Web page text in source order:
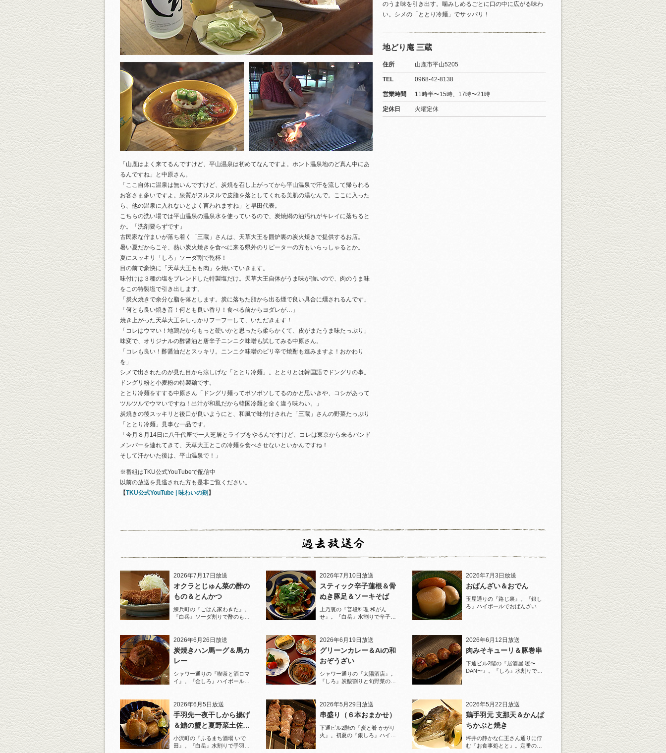
のうま味を引き出す。噛みしめるごとに口の中に広がる味わ
い。シメの「ととり冷麺」でサッパリ！
「山鹿はよく来てるんですけど、平山温泉は初めてなんですよ。ホント温泉地のど真ん中にあ
るんですね」と中原さん。
「ここ自体に温泉は無いんですけど、炭焼を召し上がってから平山温泉で汗を流して帰られる
お客さま多いですよ。泉質がヌルヌルで皮脂を落としてくれる美肌の湯なんで。ここに入った
ら、他の温泉に入れないとよく言われますね」と早田代表。
こちらの洗い場では平山温泉の温泉水を使っているので、炭焼網の油汚れがキレイに落ちると
か。「洗剤要らずです」
古民家な佇まいが落ち着く「三蔵」さんは、天草大王を囲炉裏の炭火焼きで提供するお店。
暑い夏だからこそ、熱い炭火焼きを食べに来る県外のリピーターの方もいらっしゃるとか。
夏にスッキリ「しろ」ソーダ割で乾杯！
目の前で豪快に「天草大王もも肉」を焼いていきます。
味付けは３種の塩をブレンドした特製塩だけ。天草大王自体がうま味が強いので、肉のうま味
をこの特製塩で引き出します。
「炭火焼きで余分な脂を落とします。炭に落ちた脂から出る煙で良い具合に燻されるんです」
「何とも良い焼き音！何とも良い香り！食べる前からヨダレが…」
焼き上がった天草大王をしっかりフーフーして、いただきます！
「コレはウマい！地鶏だからもっと硬いかと思ったら柔らかくて、皮がまたうま味たっぷり」
味変で、オリジナルの酢醤油と唐辛子ニンニク味噌も試してみる中原さん。
「コレも良い！酢醤油だとスッキリ。ニンニク味噌のピリ辛で焼酎も進みますよ！おかわり
を」
シメで出されたのが見た目から涼しげな「ととり冷麺」。ととりとは韓国語でドングリの事。
ドングリ粉と小麦粉の特製麺です。
ととり冷麺をすする中原さん「ドングリ麺ってボソボソしてるのかと思いきや、コシがあって
ツルツルでウマいですね！出汁が和風だから韓国冷麺と全く違う味わい。」
炭焼きの後スッキリと後口が良いようにと、和風で味付けされた「三蔵」さんの野菜たっぷり
「ととり冷麺」見事な一品です。
「今月８月14日に八千代座で一人芝居とライブをやるんですけど、コレは東京から来るバンド
メンバーを連れてきて、天草大王とこの冷麺を食べさせないといかんですね！
そして汗かいた後は、平山温泉で！」
※番組はTKU公式YouTubeで配信中
以前の放送を見逃された方も是非ご覧ください。
【TKU公式YouTube | 味わいの刻 】
地どり庵 三蔵
住所 山鹿市平山5205
TEL 0968-42-8138
営業時間 11時半〜15時、17時〜21時
定休日 火曜定休
2026年7月17日放送
オクラとじゅん菜の酢の
もの＆とんかつ
練兵町の『ごはん家わきた』。
『白岳』ソーダ割りで酢のもの
2026年7月10日放送
スティック辛子蓮根＆骨
ぬき豚足＆ソーキそば
上乃裏の『普段料理 和がん
せ』。『白岳』水割りで辛子蓮
2026年7月3日放送
おばんざい＆おでん
玉屋通りの『路じ裏』。『銀し
ろ』ハイボールでおばんざいと
2026年6月26日放送
炭焼きハン馬ーグ＆馬カ
レー
シャワー通りの『喫茶と酒ロマ
イ』。『金しろ』ハイボールで
2026年6月19日放送
グリーンカレー＆Aiの和
おぞうざい
シャワー通りの『太陽酒店』。
『しろ』炭酸割りと旬野菜のお
2026年6月12日放送
肉みそキューリ＆豚巻串
下通ビル2階の『居酒屋 暖〜
DAN〜』。『しろ』水割りで夏
2026年6月5日放送
手羽先一夜干しから揚げ
＆鱧の蟹と夏野菜土佐酢
ジュレがけ
小沢町の『ふるまち酒場 いで
田』。『白岳』水割りで手羽先
2026年5月29日放送
串盛り（６本おまかせ）
下通ビル2階の『炭と肴 かがり
火』。初夏の『銀しろ』ハイボ
2026年5月22日放送
鶏手羽元 支那天＆かんぱ
ちかぶと焼き
坪井の静かな仁王さん通りに佇
む『お食事処とと』。定番の